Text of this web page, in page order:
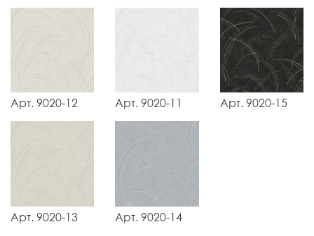
Арт. 9020-12 Арт. 9020-11 Арт. 9020-15
Арт. 9020-13 Арт. 9020-14